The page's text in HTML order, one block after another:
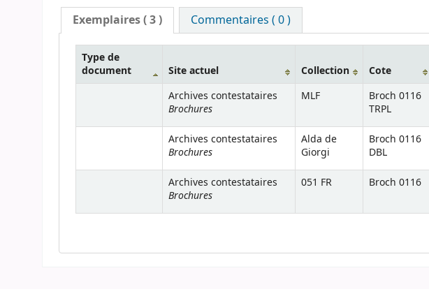
Exemplaires( 3 ) Commentaires ( 0 )
Type de
document
Site actuel Collection Cote
Archives contestataires
Brochures
MLF
Broch 0116
TRPL
Archives contestataires
Brochures
Alda de
Giorgi
Broch 0116
DBL
Archives contestataires
Brochures
051 FR Broch 0116